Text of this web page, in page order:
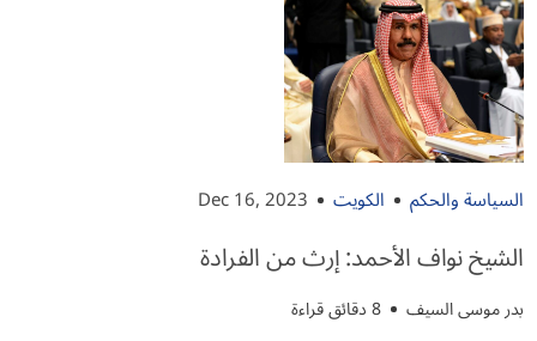
السياسة والحكم الكويت Dec 16, 2023
الشيخ نواف الأحمد: إرث من الفرادة
بدر موسى السيف 8 دقائق قراءة